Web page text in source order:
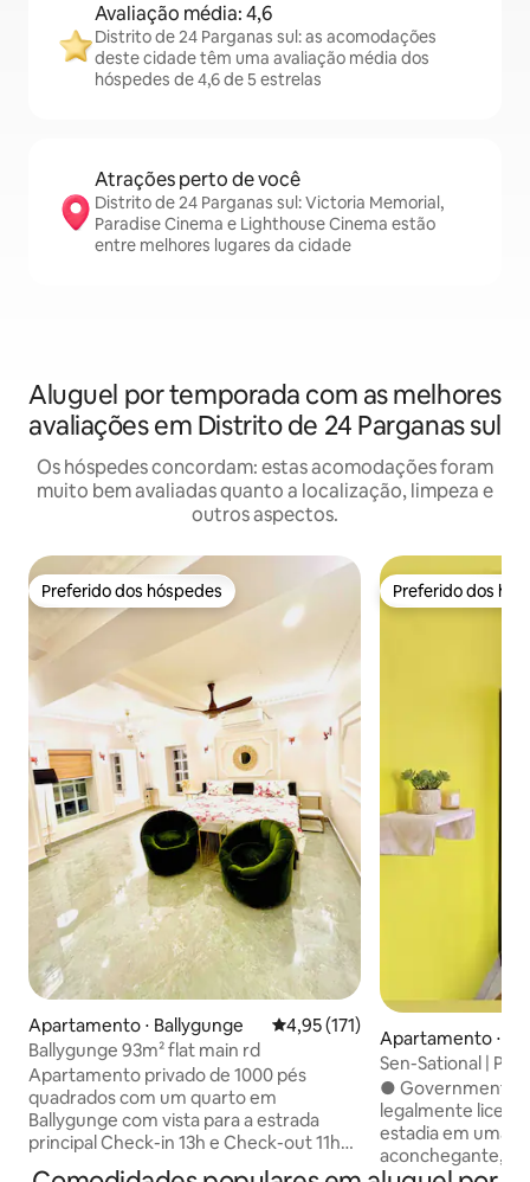
Avaliação média: 4,6
Distrito de 24 Parganas sul: as acomodações
deste cidade têm uma avaliação média dos
hóspedes de 4,6 de 5 estrelas
Atrações perto de você
Distrito de 24 Parganas sul: Victoria Memorial,
Paradise Cinema e Lighthouse Cinema estão
entre melhores lugares da cidade
Aluguel por temporada com as melhores
avaliações em Distrito de 24 Parganas sul
Os hóspedes concordam: estas acomodações foram
muito bem avaliadas quanto a localização, limpeza e
outros aspectos.
Preferido dos hóspedes
Preferido dos hóspedes
Apartamento ⋅ Ballygunge 4,95 de uma avaliação média de
4,95 (171)
Ballygunge 93m² flat main rd
Apartamento privado de 1000 pés
quadrados com um quarto em
Ballygunge com vista para a estrada
principal Check-in 13h e Check-out 11h
ESTRITO 3º hóspede tributável
Preferido dos
Preferido dos
Apartamento ⋅
Sen-Sational | Por
● Government
legalmente licenciado )
estadia em uma
aconchegante,